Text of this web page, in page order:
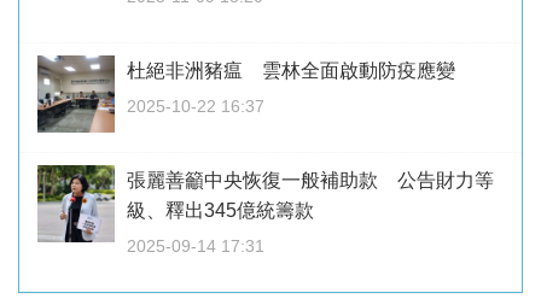
杜絕非洲豬瘟 雲林全面啟動防疫應變
2025-10-22 16:37
張麗善籲中央恢復一般補助款 公告財力等
級、釋出345億統籌款
2025-09-14 17:31